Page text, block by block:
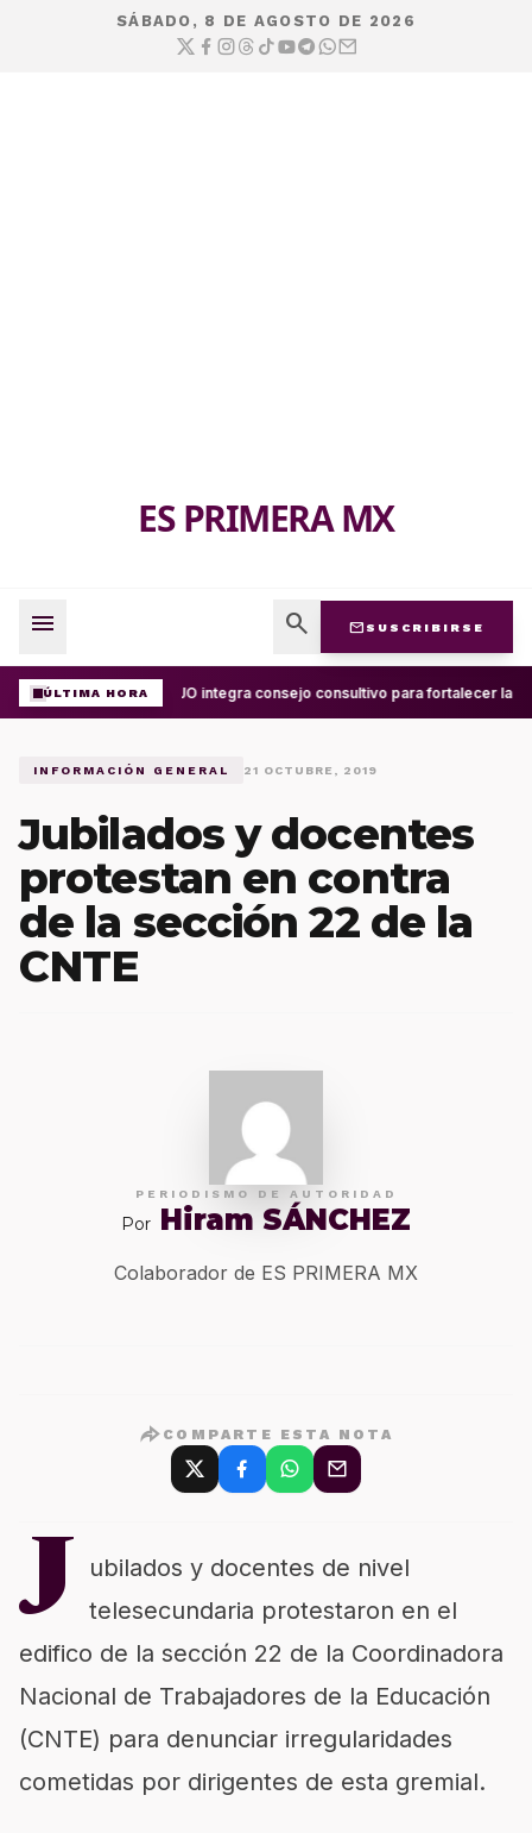
SÁBADO, 8 DE AGOSTO DE 2026
ES PRIMERA MX
menu search mail SUSCRIBIRSE
ÚLTIMA HORAUABJO integra consejo consultivo para fortalecer la
INFORMACIÓN GENERAL 21 OCTUBRE, 2019
Jubilados y docentes
protestan en contra
de la sección 22 de la
CNTE
PERIODISMO DE AUTORIDAD
Por Hiram SÁNCHEZ
Colaborador de ES PRIMERA MX
COMPARTE ESTA NOTA
J
ubilados y docentes de nivel
telesecundaria protestaron en el
edifico de la sección 22 de la Coordinadora
Nacional de Trabajadores de la Educación
(CNTE) para denunciar irregularidades
cometidas por dirigentes de esta gremial.